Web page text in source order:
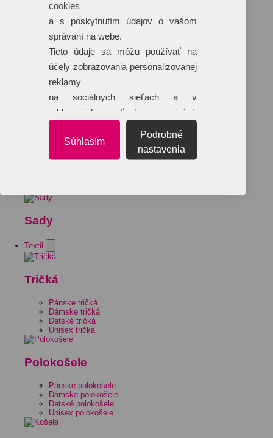
Sady
Textil
Tričká
Pánske tričká
Dámske tričká
Detské tričká
Unisex tričká
Polokošele
Pánske polokošele
Dámske polokošele
Detské polokošele
Unisex polokošele
cookies
a s poskytnutím údajov o vašom
správaní na webe.
Tieto údaje sa môžu používať na
účely zobrazovania personalizovanej
reklamy
na sociálnych sieťach a v
reklamných sieťach na iných
Súhlasím
Podrobné
nastavenia